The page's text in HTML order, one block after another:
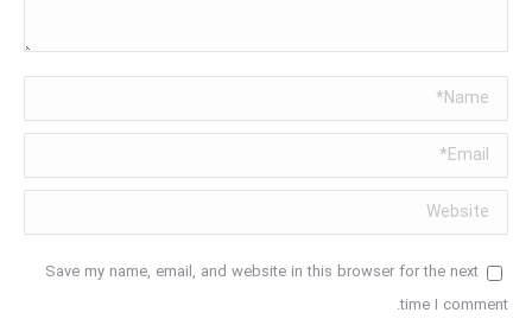
Name *
Email *
Website
Save my name, email, and website in this browser for the next
time I comment.